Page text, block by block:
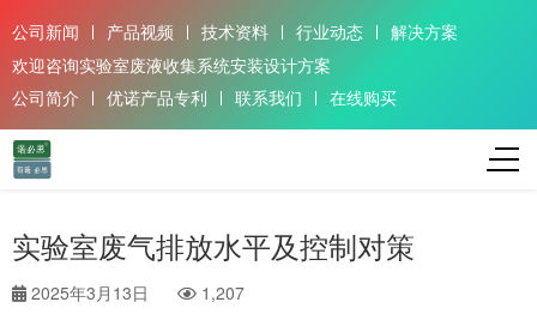
公司新闻 产品视频 技术资料 行业动态
解决方案
欢迎咨询实验室废液收集系统安装设计方案
公司简介
优诺产品专利 联系我们 在线购买
实验室废气排放水平及控制对策
2025年3月13日 1,207